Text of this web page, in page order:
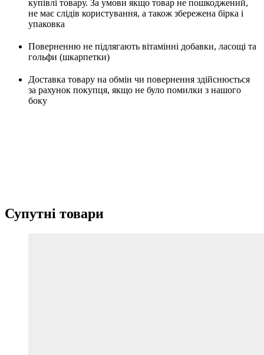
купівлі товару. За умови якщо товар не пошкоджений,
не має слідів користування, а також збережена бірка і
упаковка
Поверненню не підлягають вітамінні добавки, ласощі та
гольфи (шкарпетки)
Доставка товару на обмін чи повернення здійснюється
за рахунок покупця, якщо не було помилки з нашого
боку
Супутні товари